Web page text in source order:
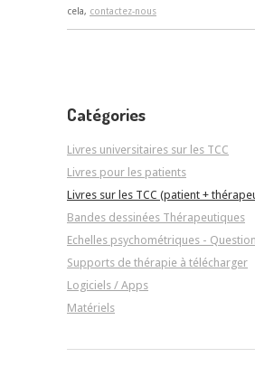
cela, contactez-nous
Catégories
Livres universitaires sur les TCC
Livres pour les patients
Livres sur les TCC (patient +
Bandes dessinées Thérapeutiques
Echelles psychométriques -
Supports de thérapie à télécharger
Logiciels / Apps
Matériels